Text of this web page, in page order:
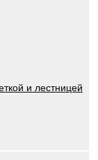
и лестницей